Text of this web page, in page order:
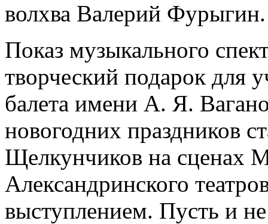
волхва Валерий Фурыгин.
Показ музыкального
творческий подарок для
балета имени А. Я.
новогодних праздников
Щелкунчиков на сценах
Александринского
выступлением. Пусть и не